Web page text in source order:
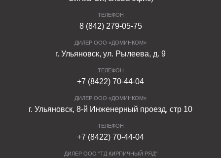
ТЕЛЕФОН
8 (842) 279-05-75
ДИЛЕР ООО «ДОМИНКОМ»
г. Ульяновск, ул. Рылеева, д. 9
ТЕЛЕФОН
+7 (8422) 70-44-04
ДИЛЕР ООО «ДОМИНКОМ»
г. Ульяновск, 8-й Инженерный проезд, стр 10
ТЕЛЕФОН
+7 (8422) 70-44-04
ДИЛЕР ООО "ТД КИРПИЧНЫЙ РЯД"